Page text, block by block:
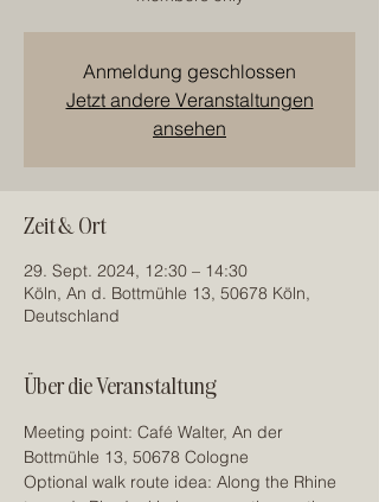
Anmeldung geschlossen
Jetzt andere Veranstaltungen
ansehen
Zeit & Ort
29. Sept. 2024, 12:30 – 14:30
Köln, An d. Bottmühle 13, 50678 Köln,
Deutschland
Über die Veranstaltung
Meeting point: Café Walter, An der
Bottmühle 13, 50678 Cologne
Optional walk route idea: Along the Rhine